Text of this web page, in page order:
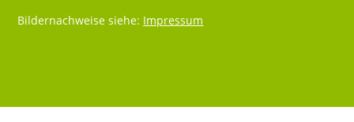
Bildernachweise siehe: Impressum